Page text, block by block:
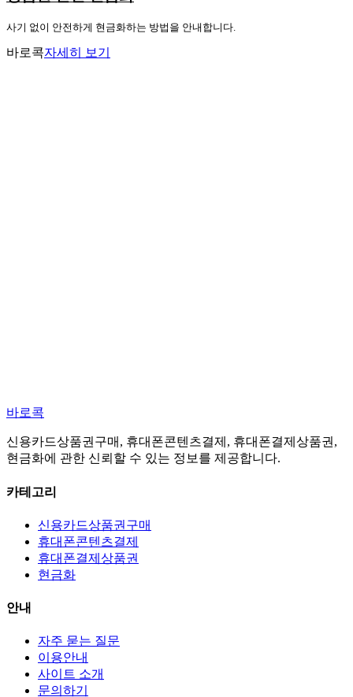
사기 없이 안전하게 현금화하는 방법을 안내합니다.
바로콕자세히 보기
바로콕
신용카드상품권구매, 휴대폰콘텐츠결제, 휴대폰결제상품권,
현금화에 관한 신뢰할 수 있는 정보를 제공합니다.
카테고리
신용카드상품권구매
휴대폰콘텐츠결제
휴대폰결제상품권
현금화
안내
자주 묻는 질문
이용안내
사이트 소개
문의하기